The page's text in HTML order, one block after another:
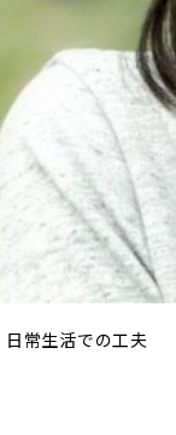
常生活での工夫